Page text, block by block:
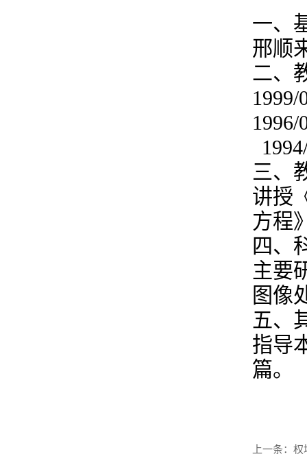
一、
邢顺
二、
1999/
1996/
三、
讲授
方程
四、
主要
图像
五、
指导
篇。
上一条： 权